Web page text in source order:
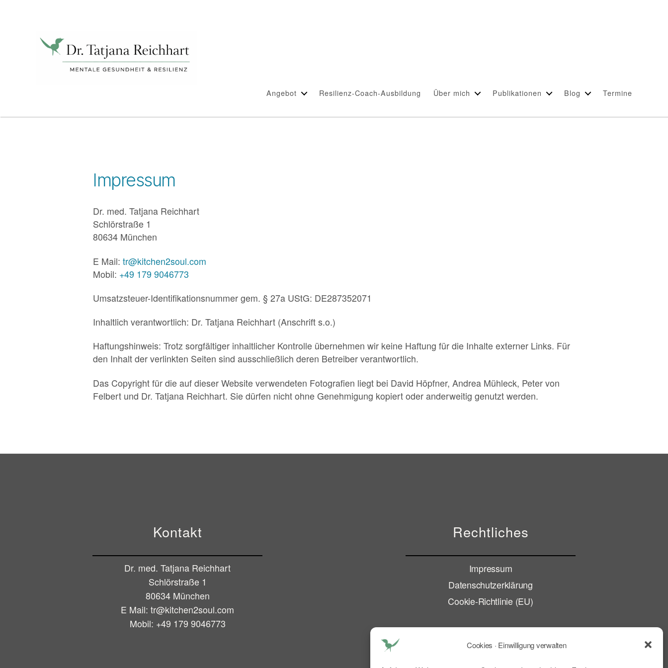
Cookies · Einwilligung verwalten
Angebot Resilienz-Coach-Ausbildung Über mich Publikationen Blog Termine
Impressum
Dr. med. Tatjana Reichhart
Schlörstraße 1
80634 München
E Mail: tr@kitchen2soul.com
Mobil: +49 179 9046773
Umsatzsteuer-Identifikationsnummer gem. § 27a UStG: DE287352071
Inhaltlich verantwortlich: Dr. Tatjana Reichhart (Anschrift s.o.)
Haftungshinweis: Trotz sorgfältiger inhaltlicher Kontrolle übernehmen wir keine Haftung für die Inhalte externer Links. Für
den Inhalt der verlinkten Seiten sind ausschließlich deren Betreiber verantwortlich.
Das Copyright für die auf dieser Website verwendeten Fotografien liegt bei David Höpfner, Andrea Mühleck, Peter von
Felbert und Dr. Tatjana Reichhart. Sie dürfen nicht ohne Genehmigung kopiert oder anderweitig genutzt werden.
Kontakt
Dr. med. Tatjana Reichhart
Schlörstraße 1
80634 München
E Mail: tr@kitchen2soul.com
Mobil: +49 179 9046773
Rechtliches
Impressum
Datenschutzerklärung
Cookie-Richtlinie (EU)